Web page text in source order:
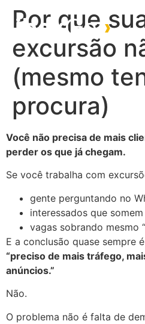
ibexGo ›
Por que
excursão
(mesmo
procura)
Você não precisa de mais
perder os que já chegam.
Se você trabalha com
gente perguntando no
interessados que
vagas sobrando mesmo
E a conclusão quase sempre
“preciso de mais tráfego,
anúncios.”
Não.
O problema não é falta de